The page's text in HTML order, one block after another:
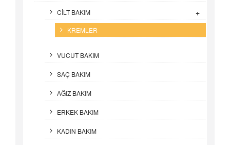
CİLT BAKIM +
KREMLER
VUCUT BAKIM
SAÇ BAKIM
AĞIZ BAKIM
ERKEK BAKIM
KADIN BAKIM